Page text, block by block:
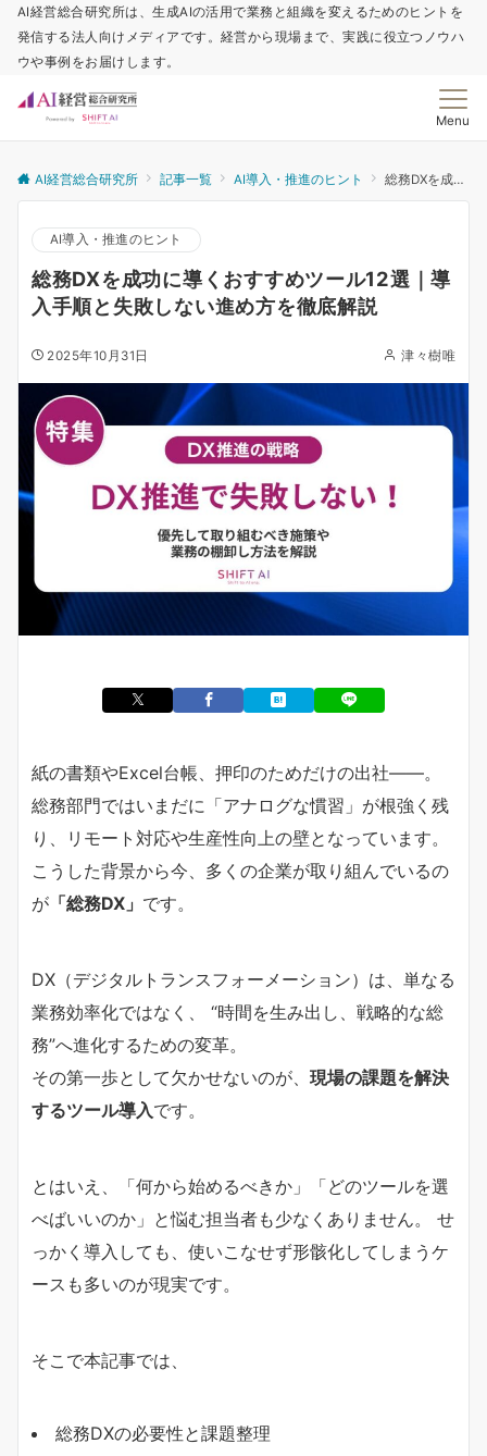
AI経営総合研究所は、生成AIの活用で業務と組織を変えるためのヒントを
発信する法人向けメディアです。経営から現場まで、実践に役立つノウハ
ウや事例をお届けします。
Menu
AI経営総合研究所 記事一覧 AI導入・推進のヒント 総務DXを成功に導くおすすめツール12選｜導入手順と失敗しない進め方を徹底解説
AI導入・推進のヒント
総務DXを成功に導くおすすめツール12選｜導
入手順と失敗しない進め方を徹底解説
2025年10月31日 津々樹唯
紙の書類やExcel台帳、押印のためだけの出社——。
総務部門ではいまだに「アナログな慣習」が根強く残
り、リモート対応や生産性向上の壁となっています。
こうした背景から今、多くの企業が取り組んでいるの
が 「総務DX」 です。
DX（デジタルトランスフォーメーション）は、単なる
業務効率化ではなく、 “時間を生み出し、戦略的な総
務”へ進化するための変革。
その第一歩として欠かせないのが、 現場の課題を解決
するツール導入です。
とはいえ、「何から始めるべきか」「どのツールを選
べばいいのか」と悩む担当者も少なくありません。 せ
っかく導入しても、使いこなせず形骸化してしまうケ
ースも多いのが現実です。
そこで本記事では、
総務DXの必要性と課題整理